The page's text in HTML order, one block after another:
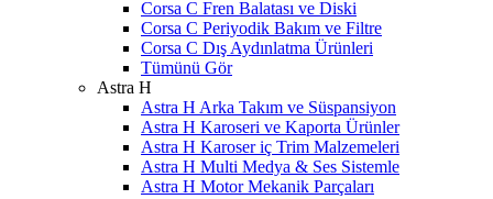
Corsa C Fren Balatası ve Diski
Corsa C Periyodik Bakım ve Filtre
Corsa C Dış Aydınlatma Ürünleri
Tümünü Gör
Astra H
Astra H Arka Takım ve Süspansiyon
Astra H Karoseri ve Kaporta Ürünler
Astra H Karoser iç Trim Malzemeleri
Astra H Multi Medya & Ses Sistemle
Astra H Motor Mekanik Parçaları